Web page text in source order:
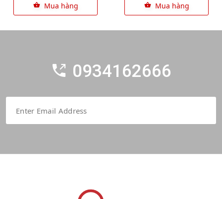
Mua hàng Mua hàng
0934162666